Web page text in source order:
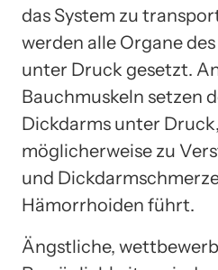
das System zu
werden alle Organe
unter Druck gesetzt.
Bauchmuskeln setzen
Dickdarms unter
möglicherweise zu
und
Hämorrhoiden führt.
Ängstliche,